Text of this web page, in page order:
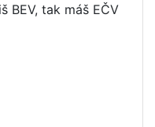
BEV, tak máš EČV